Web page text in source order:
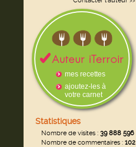
mes recettes
ajoutez-les à
votre carnet
Statistiques
Nombre de visites : 39 888 596
Nombre de commentaires : 102